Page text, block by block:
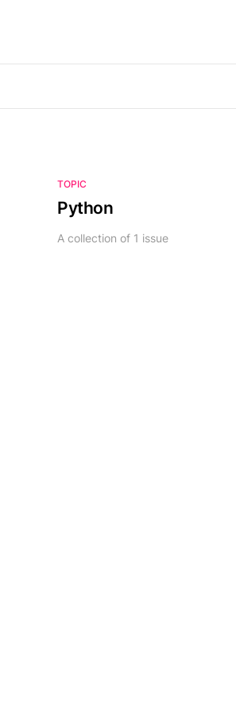
TOPIC
Python
A collection of 1 issue